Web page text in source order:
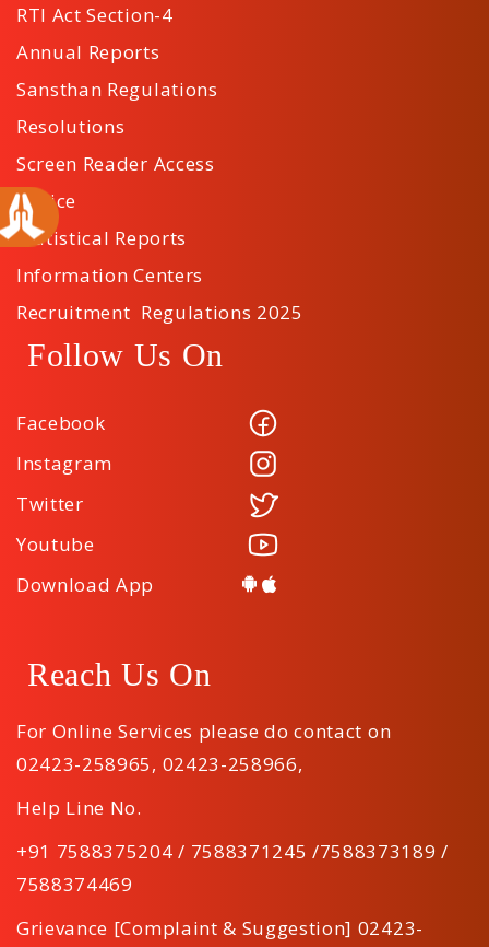
RTI Act Section-4
Annual Reports
Sansthan Regulations
Resolutions
Screen Reader Access
Notice
Statistical Reports
Information Centers
Recruitment Regulations 2025
Follow Us On
Facebook
Instagram
Twitter
Youtube
Download App
Reach Us On
For Online Services please do contact on
02423-258965, 02423-258966,
Help Line No.
+91 7588375204 / 7588371245 /7588373189 /
7588374469
Grievance [Complaint & Suggestion] 02423-